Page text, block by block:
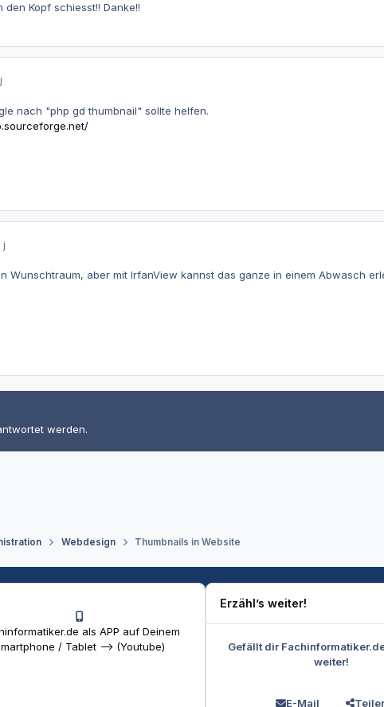
Kopf schiesst!! Danke!!
nach "php gd thumbnail" sollte helfen.
j
Wunschtraum, aber mit IrfanView kannst das ganze in einem Abwasch
werden.
Webdesign Thumbnails in Website
als APP auf Deinem
/ Tablet --> (Youtube)
Erzähl’s weiter!
Gefällt dir
weiter!
E-Mail